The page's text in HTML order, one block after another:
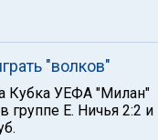
"волков"
Кубка УЕФА "Милан"
группе Е. Ничья 2:2 и